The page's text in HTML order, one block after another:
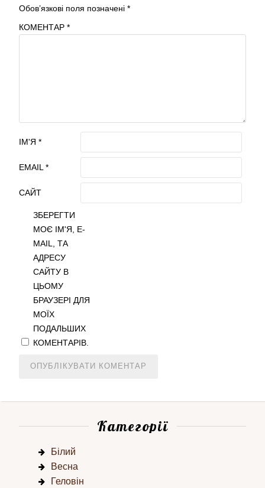
Обов’язкові поля позначені *
КОМЕНТАР *
ІМ'Я *
EMAIL*
САЙТ
ЗБЕРЕГТИ
МОЄ ІМ'Я, E-
MAIL, ТА
АДРЕСУ
САЙТУ В
ЦЬОМУ
БРАУЗЕРІ ДЛЯ
МОЇХ
ПОДАЛЬШИХ
КОМЕНТАРІВ.
Категорії
Білий
Весна
Геловін